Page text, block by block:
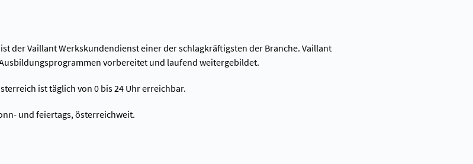
der Vaillant Werkskundendienst einer der schlagkräftigsten der Branche. Vaillant
vorbereitet und laufend weitergebildet.
ist täglich von 0 bis 24 Uhr erreichbar.
und feiertags, österreichweit.